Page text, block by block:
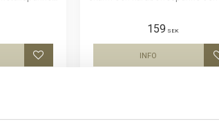
Lägg till i favoriter
159 SEK
INFO